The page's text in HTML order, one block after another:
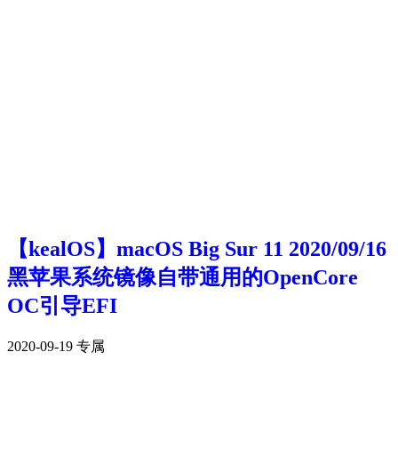
【kealOS】macOS Big Sur 11 2020/09/16
黑苹果系统镜像自带通用的OpenCore
OC引导EFI
2020-09-19 专属